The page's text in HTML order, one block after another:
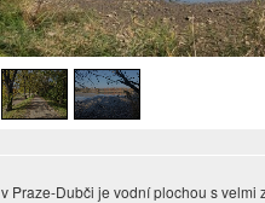
v Praze-Dubči je vodní plochou s velmi